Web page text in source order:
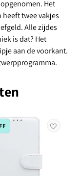
Het
twee vakjes
Alle zijdes
is dat? Het
aan de voorkant.